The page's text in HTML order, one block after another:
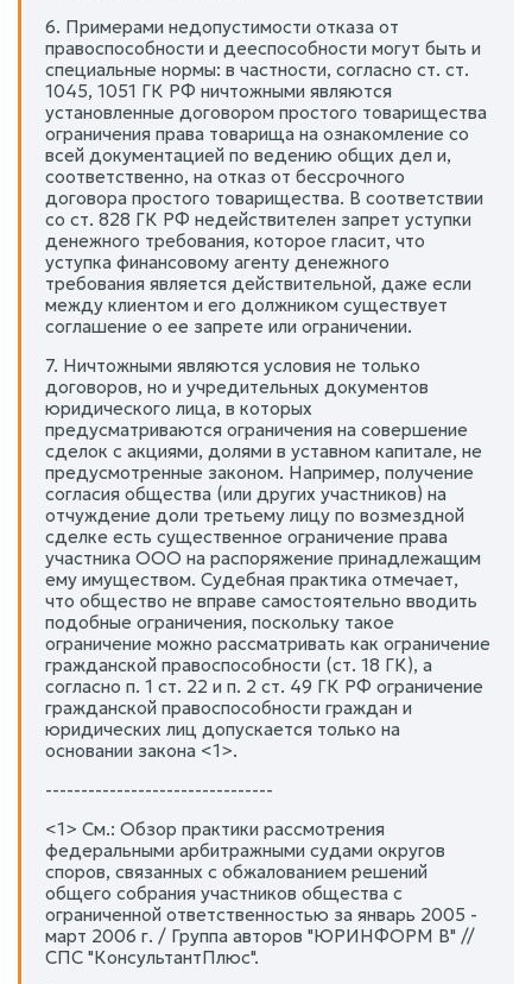
6. Примерами недопустимости отказа от
правоспособности и дееспособности могут быть и
специальные нормы: в частности, согласно ст. ст.
1045, 1051 ГК РФ ничтожными являются
установленные договором простого товарищества
ограничения права товарища на ознакомление со
всей документацией по ведению общих дел и,
соответственно, на отказ от бессрочного
договора простого товарищества. В соответствии
со ст. 828 ГК РФ недействителен запрет уступки
денежного требования, которое гласит, что
уступка финансовому агенту денежного
требования является действительной, даже если
между клиентом и его должником существует
соглашение о ее запрете или ограничении.
7. Ничтожными являются условия не только
договоров, но и учредительных документов
юридического лица, в которых
предусматриваются ограничения на совершение
сделок с акциями, долями в уставном капитале, не
предусмотренные законом. Например, получение
согласия общества (или других участников) на
отчуждение доли третьему лицу по возмездной
сделке есть существенное ограничение права
участника ООО на распоряжение принадлежащим
ему имуществом. Судебная практика отмечает,
что общество не вправе самостоятельно вводить
подобные ограничения, поскольку такое
ограничение можно рассматривать как ограничение
гражданской правоспособности (ст. 18 ГК), а
согласно п. 1 ст. 22 и п. 2 ст. 49 ГК РФ ограничение
гражданской правоспособности граждан и
юридических лиц допускается только на
основании закона <1>.
--------------------------------
<1> См.: Обзор практики рассмотрения
федеральными арбитражными судами округов
споров, связанных с обжалованием решений
общего собрания участников общества с
ограниченной ответственностью за январь 2005 -
март 2006 г. / Группа авторов "ЮРИНФОРМ В" //
СПС "КонсультантПлюс".